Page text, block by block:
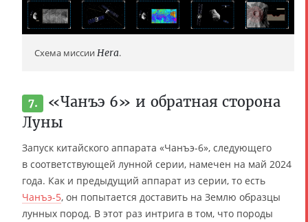
Схема миссии Hera.
7.
«Чанъэ 6» и обратная сторона
Луны
Запуск китайского аппарата «Чанъэ-6», следующего
в соответствующей лунной серии, намечен на май 2024
года. Как и предыдущий аппарат из серии, то есть
Чанъэ-5, он попытается доставить на Землю образцы
лунных пород. В этот раз интрига в том, что породы